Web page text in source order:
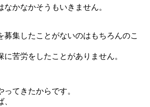
なかなかそうもいきません。
募集したことがないのはもちろんのこ
に苦労をしたことがありません。
てきたからです。